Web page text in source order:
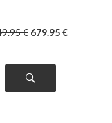
.95€ 679.95€